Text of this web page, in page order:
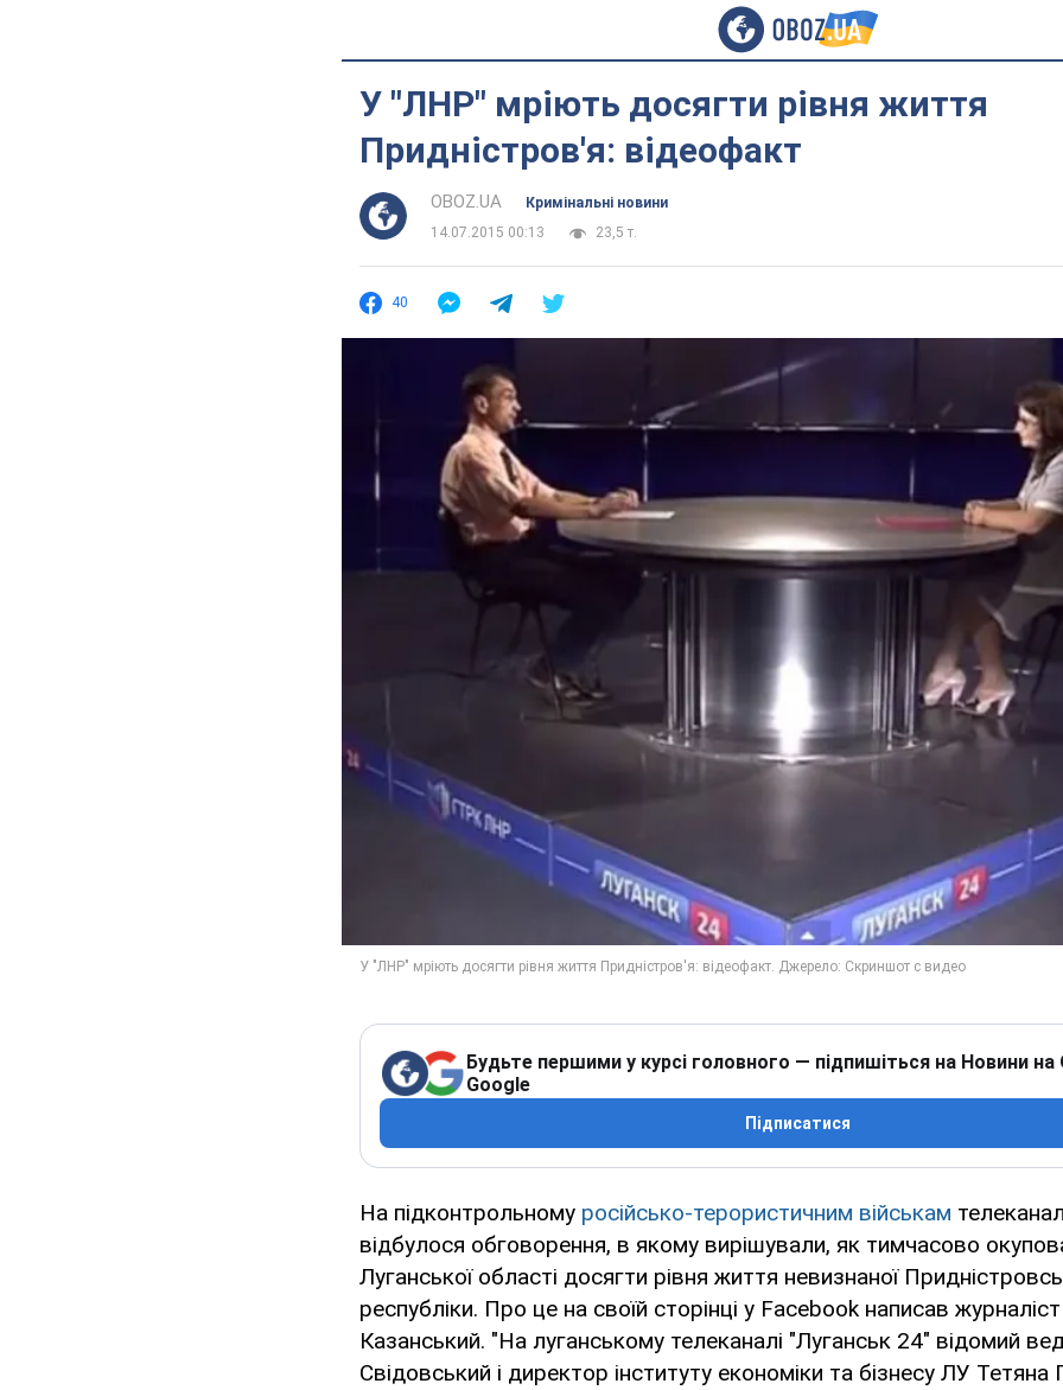
У "ЛНР" мріють досягти рівня життя
Придністров'я: відеофакт
OBOZ.UA
Кримінальні новини
14.07.2015 00:13
23,5 т.
40
Будьте першими у курсі головного — підпишіться на Новини на
Google
Підписатися
На підконтрольному російсько-терористичним військам
відбулося обговорення, в якому вирішували, як тимчасово
Луганської області досягти рівня життя невизнаної
республіки. Про це на своїй сторінці у Facebook написав
Казанський. "На луганському телеканалі "Луганськ 24" відомий
Свідовський і директор інституту економіки та бізнесу ЛУ